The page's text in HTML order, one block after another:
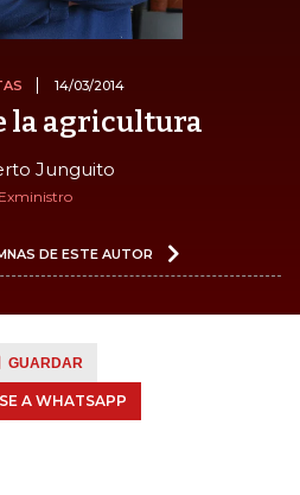
14/03/2014
la agricultura
Junguito
Exministro
DE ESTE AUTOR
GUARDAR
A WHATSAPP